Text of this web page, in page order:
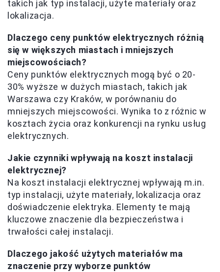
takich jak typ instalacji, użyte materiały oraz
lokalizacja.
Dlaczego ceny punktów elektrycznych różnią
się w większych miastach i mniejszych
miejscowościach?
Ceny punktów elektrycznych mogą być o 20-
30% wyższe w dużych miastach, takich jak
Warszawa czy Kraków, w porównaniu do
mniejszych miejscowości. Wynika to z różnic w
kosztach życia oraz konkurencji na rynku usług
elektrycznych.
Jakie czynniki wpływają na koszt instalacji
elektrycznej?
Na koszt instalacji elektrycznej wpływają m.in.
typ instalacji, użyte materiały, lokalizacja oraz
doświadczenie elektryka. Elementy te mają
kluczowe znaczenie dla bezpieczeństwa i
trwałości całej instalacji.
Dlaczego jakość użytych materiałów ma
znaczenie przy wyborze punktów